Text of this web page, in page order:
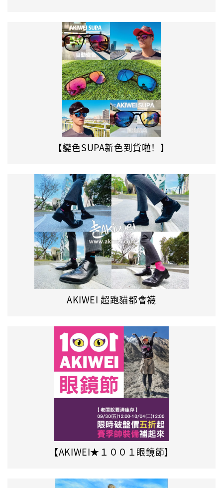
【變色SUPA新色到貨啦！】
AKIWEI 超跑貓都會襪
【AKIWEI★１００１眼鏡節】